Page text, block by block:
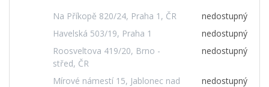
Na Příkopě 820/24, Praha 1, ČR
nedostupný
Havelská 503/19, Praha 1
nedostupný
Roosveltova 419/20, Brno -
střed, ČR
nedostupný
Mírové námestí 15, Jablonec nad
nedostupný